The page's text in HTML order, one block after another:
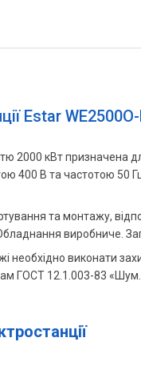
Estar
2000 кВт призначена
400 В та частотою 50
та монтажу,
виробниче.
необхідно виконати
ГОСТ 12.1.003-83 «Шум.